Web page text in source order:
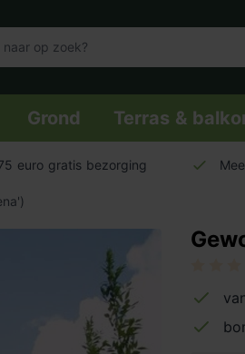
Grond Terras &
euro gratis bezorging